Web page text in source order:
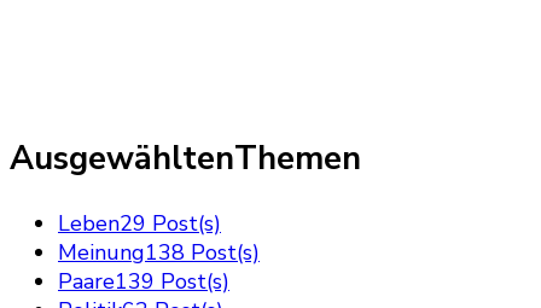
AusgewähltenThemen
Leben29 Post(s)
Meinung138 Post(s)
Paare139 Post(s)